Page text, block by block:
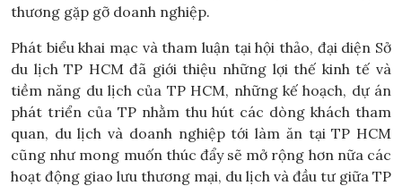
thương gặp gỡ doanh nghiệp.
Phát biểu khai mạc và tham luận tại hội thảo, đại diện Sở
du lịch TP HCM đã giới thiệu những lợi thế kinh tế và
tiềm năng du lịch của TP HCM, những kế hoạch, dự án
phát triển của TP nhằm thu hút các dòng khách tham
quan, du lịch và doanh nghiệp tới làm ăn tại TP HCM
cũng như mong muốn thúc đẩy sẽ mở rộng hơn nữa các
hoạt động giao lưu thương mại, du lịch và đầu tư giữa TP